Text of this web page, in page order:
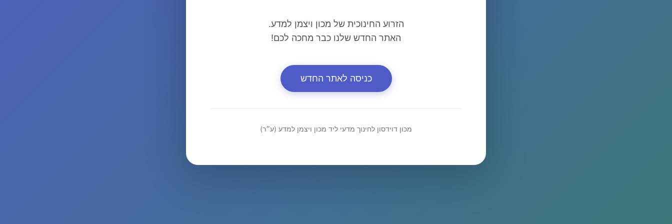
הזרוע החינוכית של מכון ויצמן למדע.
האתר החדש שלנו כבר מחכה לכם!
כניסה לאתר החדש
מכון דוידסון לחינוך מדעי ליד מכון ויצמן למדע (ע״ר)